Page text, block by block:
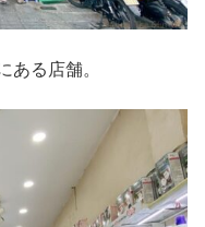
ある店舗。